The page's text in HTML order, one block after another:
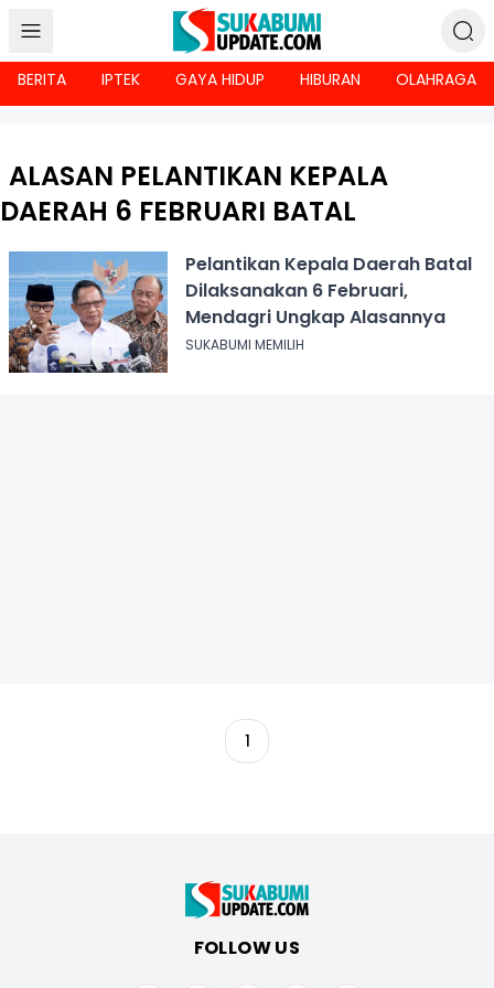
BERITA IPTEK GAYA HIDUP HIBURAN OLAHRAGA
ALASAN PELANTIKAN KEPALA
DAERAH 6 FEBRUARI BATAL
Pelantikan Kepala Daerah Batal
Dilaksanakan 6 Februari,
Mendagri Ungkap Alasannya
SUKABUMI MEMILIH
1
FOLLOW US